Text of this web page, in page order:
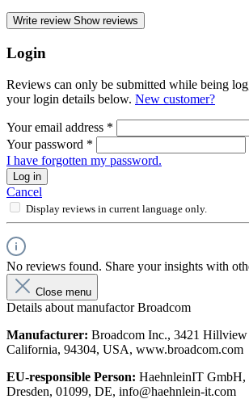
Write review Show reviews
Login
Reviews can only be submitted while being
your login details below. New customer?
Your email address *
Your password *
I have forgotten my password.
Log in
Cancel
Display reviews in current language only.
No reviews found. Share your insights with
Close menu
Details about manufactor Broadcom
Manufacturer: Broadcom Inc., 3421
California, 94304, USA, www.broadcom.com
EU-responsible Person: HaehnleinIT GmbH,
Dresden, 01099, DE, info@haehnlein-it.com